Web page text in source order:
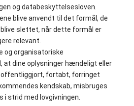
og databeskyttelsesloven.
blive anvendt til det formål, de
slettet, når dette formål er
relevant.
og organisatoriske
at dine oplysninger hændeligt eller
fortabt, forringet
kendskab, misbruges
i strid med lovgivningen.